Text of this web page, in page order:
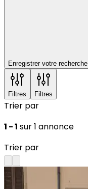
Enregistrer votre recherche
Filtres Filtres
Trier par
1 - 1 sur 1 annonce
Trier par